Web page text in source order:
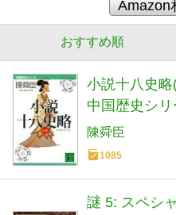
おすすめ順
小説十八史
中国歴史シリ
陳舜臣
1085
謎 5: スペシ